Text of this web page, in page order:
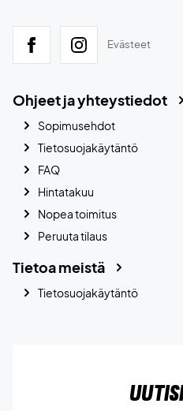
Evästeet
Ohjeet ja yhteystiedot
Sopimusehdot
Tietosuojakäytäntö
FAQ
Hintatakuu
Nopea toimitus
Peruuta tilaus
Tietoa meistä
Tietosuojakäytäntö